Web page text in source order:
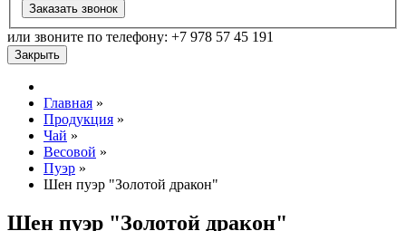
Заказать звонок
или звоните по телефону: +7 978 57 45 191
Закрыть
Главная »
Продукция »
Чай »
Весовой »
Пуэр »
Шен пуэр "Золотой дракон"
Шен пуэр "Золотой дракон"